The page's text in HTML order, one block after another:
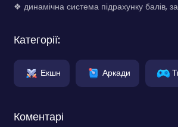
❖ динамічна система підрахунку балів,
Категорії:
Екшн Аркади
Коментарі